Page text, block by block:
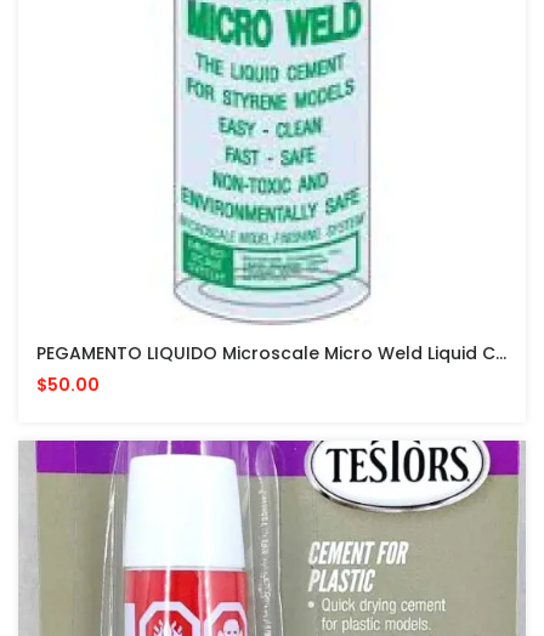
PEGAMENTO LIQUIDO Microscale Micro Weld Liquid Cement #06 PARA MODELISMO
$50.00